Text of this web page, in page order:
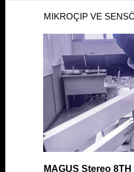
MAGUS Stereo
MIKROÇIP VE
MAGUS Stereo
MIKROÇIP VE